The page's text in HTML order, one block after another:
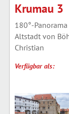
Krumau 3
180°-
Altstadt von
Christian
Verfügbar als: